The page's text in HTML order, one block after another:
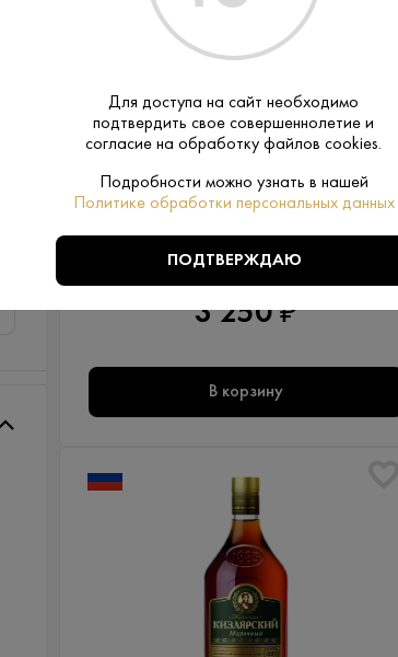
В наличии в 1 магазине Артикул: 60812
Бренди Метакса 7 Звезд 0.7 л
Греция - Мускат - Metaxa
3 250 ₽
В корзину
Для доступа на сайт необходимо
подтвердить свое совершеннолетие и
согласие на обработку файлов cookies.
Подробности можно узнать в нашей
Политике обработки персональных данных
ПОДТВЕРЖДАЮ